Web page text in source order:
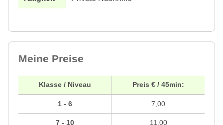
Meine Preise
Klasse / Niveau
1 - 6
7 - 10
Preis € / 45min:
7,00
11,00